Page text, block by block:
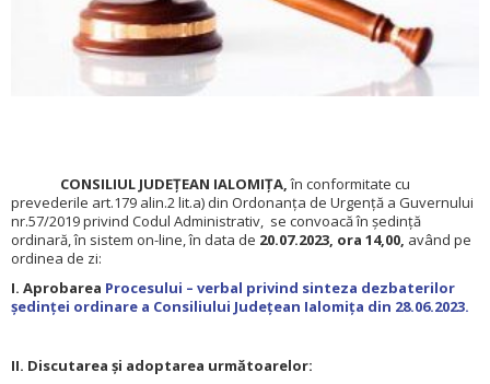
CONSILIUL JUDEŢEAN IALOMIŢA,în conformitate cu
prevederile art.179 alin.2 lit.a) din Ordonanța de Urgență a Guvernului
nr.57/2019 privind Codul Administrativ, se convoacă în ședință
ordinară, în sistem on-line, în data de 20.07.2023, ora 14,00, având pe
ordinea de zi:
I. Aprobarea Procesului – verbal privind sinteza dezbaterilor
ședinței ordinare a Consiliului Județean Ialomița din 28.06.2023.
II. Discutarea și adoptarea următoarelor: